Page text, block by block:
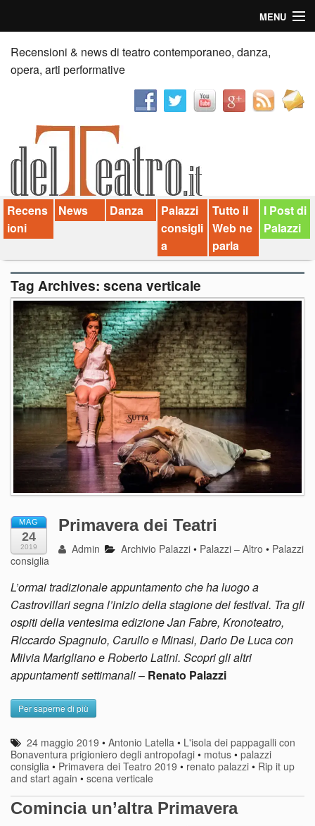
MENU
Home
Recensioni
News
Palazzi consiglia
Video
Chi siamo
Contatti
dT in English
Recensioni & news di teatro contemporaneo, danza,
opera, arti performative
Recens
ioni
News Danza
Palazzi
consigli
a
Tutto il
Web ne
parla
I Post di
Palazzi
Tag Archives: scena verticale
MAG
24
2019
Primavera dei Teatri
Admin Archivio Palazzi • Palazzi – Altro • Palazzi
consiglia
L’ormai tradizionale appuntamento che ha luogo a
Castrovillari segna l’inizio della stagione dei festival. Tra gli
ospiti della ventesima edizione Jan Fabre, Kronoteatro,
Riccardo Spagnulo, Carullo e Minasi, Dario De Luca con
Milvia Marigliano e Roberto Latini. Scopri gli altri
appuntamenti settimanali– Renato Palazzi
Per saperne di più
24 maggio 2019 •Antonio Latella • L'isola dei pappagalli con
Bonaventura prigioniero degli antropofagi • motus • palazzi
consiglia • Primavera dei Teatro 2019 • renato palazzi • Rip it up
and start again • scena verticale
Comincia un’altra Primavera